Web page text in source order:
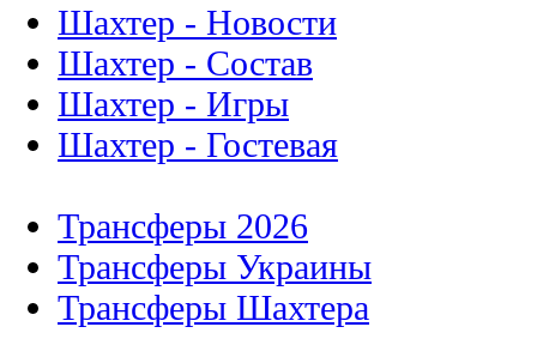
Шахтер - Новости
Шахтер - Состав
Шахтер - Игры
Шахтер - Гостевая
Трансферы 2026
Трансферы Украины
Трансферы Шахтера